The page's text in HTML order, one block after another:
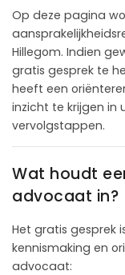
Op deze pagina
Hillegom. Indien
gratis gesprek te
heeft een
inzicht te krijgen in
vervolgstappen.
Wat houdt
advocaat in?
Het gratis gesprek
kennismaking en
advocaat: